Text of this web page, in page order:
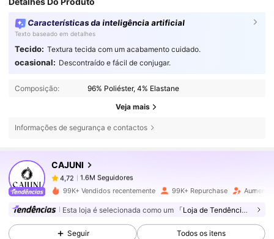
Características da inteligência artificial
Texto baseado em detalhes
Tecido: Textura tecida com um acabamento cuidado.
ocasional: Descontraído e fácil de conjugar.
Composição: 96% Poliéster, 4% Elastane
Veja mais
Informações de segurança e contactos
CAJUNI
4,72 1.6M Seguidores
99K+ Vendidos recentemente 99K+ Repurchase
Esta loja é selecionada como um 「Loja de Tendências」
Seguir Todos os itens